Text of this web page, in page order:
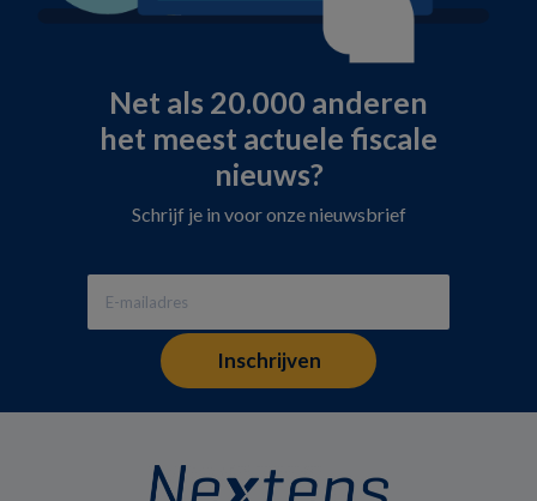
Net als 20.000 anderen
het meest actuele fiscale
nieuws?
Schrijf je in voor onze nieuwsbrief